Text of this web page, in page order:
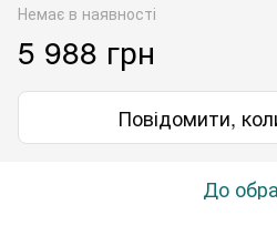
Немає в наявності
5 988 грн
Повідомити,
До